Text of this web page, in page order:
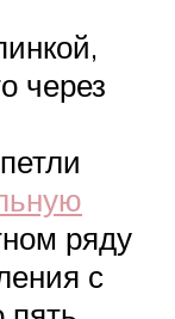
через
ряду
с